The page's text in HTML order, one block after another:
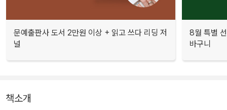
문예출판사 도서 2만원 이상 + 읽고 쓰다 리딩 저
널
8월 특별
바구니
책소개